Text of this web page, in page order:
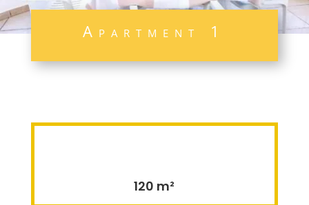
Apartment 1
120 m²